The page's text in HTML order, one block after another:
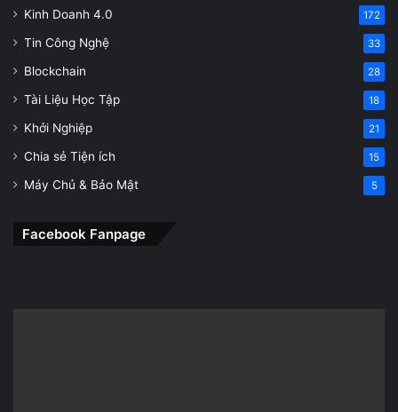
Kinh Doanh 4.0 172
Tin Công Nghệ 33
Blockchain 28
Tài Liệu Học Tập 18
Khởi Nghiệp 21
Chia sẻ Tiện ích 15
Máy Chủ & Bảo Mật 5
Facebook Fanpage